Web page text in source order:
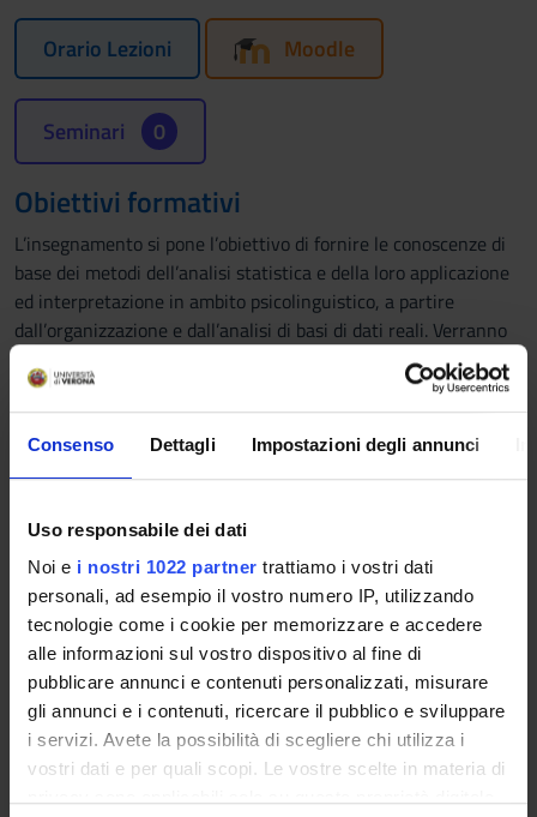
Consenso Dettagli Impostazioni degli annunci
Uso responsabile dei dati
Noi e i nostri 1022 partner trattiamo i vostri dati
personali, ad esempio il vostro numero IP, utilizzando
tecnologie come i cookie per memorizzare e accedere
alle informazioni sul vostro dispositivo al fine di
pubblicare annunci e contenuti personalizzati, misurare
gli annunci e i contenuti, ricercare il pubblico e sviluppare
i servizi. Avete la possibilità di scegliere chi utilizza i
vostri dati e per quali scopi. Le vostre scelte in materia di
Orario Lezioni Moodle
Seminari 0
Obiettivi formativi
L’insegnamento si pone l’obiettivo di fornire le conoscenze di
base dei metodi dell’analisi statistica e della loro applicazione
ed interpretazione in ambito psicolinguistico, a partire
dall’organizzazione e dall’analisi di basi di dati reali. Verranno
presentati e discussi i principali concetti del ragionamento
statistico, sia descrittivo che inferenziale, fornendo allo
studente gli strumenti operativi che lo rendano in grado di
effettuare autonomamente semplici analisi statistiche
nell’ambito della linguistica sperimentale e delle scienze
maniera critica. Risultati attesi - Organizzare un insieme di
dati reali e riconoscerne la tipologia e la struttura. -
Individuare gli strumenti ottimali da applicare nell’analisi
empirica di una base di dati. - Applicare i principali metodi di
analisi statistica descrittiva e inferenziale. - Interpretare in
maniera critica i risultati di un’analisi statistica,
contestualizzandoli con riferimento alla situazione reale in
esame nell’ambito della linguistica sperimentale. - Presentare
i risultati delle analisi in maniera efficace e appropriata.